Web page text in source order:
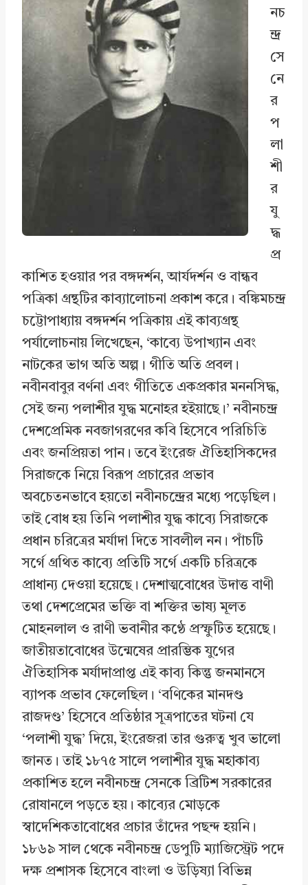
নচ
ন্দ্র
সে
নে
র
প
লা
শী
র
যু
দ্ধ
প্র
কাশিত হওয়ার পর বঙ্গদর্শন, আর্যদর্শন ও বান্ধব
পত্রিকা গ্রন্থটির কাব্যালোচনা প্রকাশ করে। বঙ্কিমচন্দ্র
চট্টোপাধ্যায় বঙ্গদর্শন পত্রিকায় এই কাব্যগ্রন্থ
পর্যালোচনায় লিখেছেন, ‘কাব্যে উপাখ্যান এবং
নাটকের ভাগ অতি অল্প। গীতি অতি প্রবল।
নবীনবাবুর বর্ণনা এবং গীতিতে একপ্রকার মননসিদ্ধ,
সেই জন্য পলাশীর যুদ্ধ মনোহর হইয়াছে।’ নবীনচন্দ্র
দেশপ্রেমিক নবজাগরণের কবি হিসেবে পরিচিতি
এবং জনপ্রিয়তা পান। তবে ইংরেজ ঐতিহাসিকদের
সিরাজকে নিয়ে বিরূপ প্রচারের প্রভাব
অবচেতনভাবে হয়তো নবীনচন্দ্রের মধ্যে পড়েছিল।
তাই বোধ হয় তিনি পলাশীর যুদ্ধ কাব্যে সিরাজকে
প্রধান চরিত্রের মর্যাদা দিতে সাবলীল নন। পাঁচটি
সর্গে গ্রথিত কাব্যে প্রতিটি সর্গে একটি চরিত্রকে
প্রাধান্য দেওয়া হয়েছে। দেশাত্মবোধের উদাত্ত বাণী
তথা দেশপ্রেমের ভক্তি বা শক্তির ভাষ্য মূলত
মোহনলাল ও রাণী ভবানীর কণ্ঠে প্রস্ফুটিত হয়েছে।
জাতীয়তাবোধের উন্মেষের প্রারম্ভিক যুগের
ঐতিহাসিক মর্যাদাপ্রাপ্ত এই কাব্য কিন্তু জনমানসে
ব্যাপক প্রভাব ফেলেছিল। ‘বণিকের মানদণ্ড
রাজদণ্ড’ হিসেবে প্রতিষ্ঠার সূত্রপাতের ঘটনা যে
‘পলাশী যুদ্ধ’ দিয়ে, ইংরেজরা তার গুরুত্ব খুব ভালো
জানত। তাই ১৮৭৫ সালে পলাশীর যুদ্ধ মহাকাব্য
প্রকাশিত হলে নবীনচন্দ্র সেনকে ব্রিটিশ সরকারের
রোষানলে পড়তে হয়। কাব্যের মোড়কে
স্বাদেশিকতাবোধের প্রচার তাঁদের পছন্দ হয়নি।
১৮৬৯ সাল থেকে নবীনচন্দ্র ডেপুটি ম্যাজিস্ট্রেট পদে
দক্ষ প্রশাসক হিসেবে বাংলা ও উড়িষ্যা বিভিন্ন